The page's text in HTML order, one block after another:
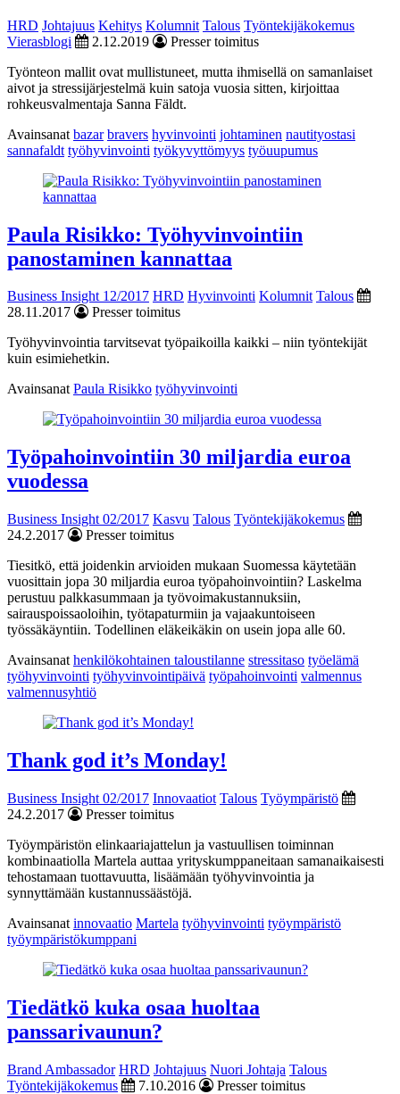
HRD Johtajuus Kehitys Kolumnit Talous Työntekijäkokemus
Vierasblogi
2.12.2019
Presser toimitus
Työnteon mallit ovat mullistuneet, mutta ihmisellä on samanlaiset
aivot ja stressijärjestelmä kuin satoja vuosia sitten, kirjoittaa
rohkeusvalmentaja Sanna Fäldt.
Avainsanat bazar bravers hyvinvointi johtaminen nautityostasi
sannafaldt työhyvinvointi työkyvyttömyys työuupumus
Paula Risikko: Työhyvinvointiin
panostaminen kannattaa
Business Insight 12/2017 HRD Hyvinvointi Kolumnit Talous
28.11.2017
Presser toimitus
Työhyvinvointia tarvitsevat työpaikoilla kaikki – niin työntekijät
kuin esimiehetkin.
AvainsanatPaula Risikko työhyvinvointi
Työpahoinvointiin 30 miljardia euroa
vuodessa
Business Insight 02/2017 Kasvu Talous Työntekijäkokemus
24.2.2017
Presser toimitus
Tiesitkö, että joidenkin arvioiden mukaan Suomessa käytetään
vuosittain jopa 30 miljardia euroa työpahoinvointiin? Laskelma
perustuu palkkasummaan ja työvoimakustannuksiin,
sairauspoissaoloihin, työtapaturmiin ja vajaakuntoiseen
työssäkäyntiin. Todellinen eläkeikäkin on usein jopa alle 60.
Avainsanat henkilökohtainen taloustilanne stressitaso työelämä
työhyvinvointi työhyvinvointipäivä työpahoinvointi valmennus
valmennusyhtiö
Thank god it’s Monday!
Business Insight 02/2017 Innovaatiot Talous Työympäristö
24.2.2017
Presser toimitus
Työympäristön elinkaariajattelun ja vastuullisen toiminnan
kombinaatiolla Martela auttaa yrityskumppaneitaan samanaikaisesti
tehostamaan tuottavuutta, lisäämään työhyvinvointia ja
synnyttämään kustannussäästöjä.
Avainsanat innovaatio Martela työhyvinvointi työympäristö
työympäristökumppani
Tiedätkö kuka osaa huoltaa
panssarivaunun?
Brand Ambassador HRD Johtajuus Nuori Johtaja Talous
Työntekijäkokemus
7.10.2016
Presser toimitus